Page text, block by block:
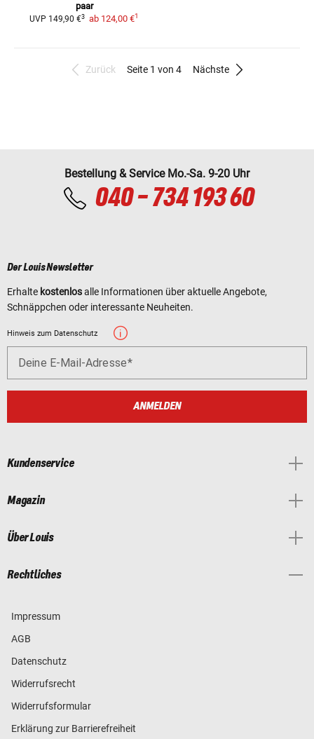
paar
UVP 149,90 €3 ab 124,00 €1
Zurück Seite 1 von 4 Nächste
Bestellung & Service Mo.-Sa. 9-20 Uhr
040 - 734 193 60
Der Louis Newsletter
Erhalte kostenlosalle Informationen über aktuelle Angebote,
Schnäppchen oder interessante Neuheiten.
Hinweis zum Datenschutz
Deine E-Mail-Adresse
ANMELDEN
Kundenservice
Magazin
Über Louis
Rechtliches
Impressum
AGB
Datenschutz
Widerrufsrecht
Widerrufsformular
Erklärung zur Barrierefreiheit